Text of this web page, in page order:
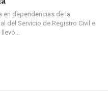
en dependencias de la
del Servicio de Registro Civil e